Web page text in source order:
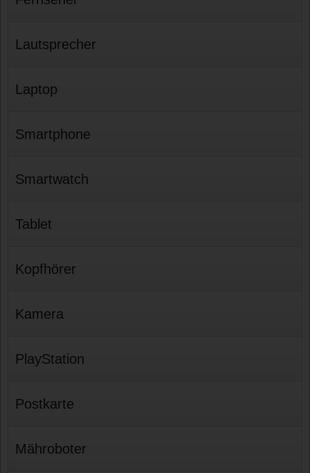
Lautsprecher
Laptop
Smartphone
Smartwatch
Tablet
Kopfhörer
Kamera
PlayStation
Postkarte
Mähroboter